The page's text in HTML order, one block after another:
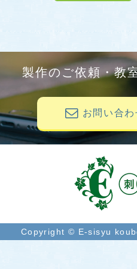
製作のご依頼・教
お問い合
Copyright © E-sisyu